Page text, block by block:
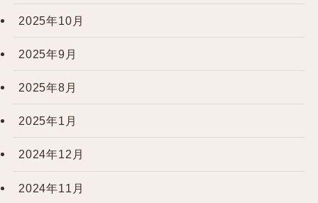
2025年10月
2025年9月
2025年8月
2025年1月
2024年12月
2024年11月